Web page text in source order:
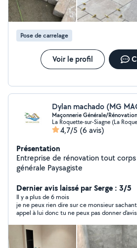
Pose de carrelage
Voir le profil
Dylan machado (MG
Maçonnerie Générale/Rénovation
La Roquette-sur-Siagne (La
4,7/5 (6 avis)
Présentation
Entreprise de rénovation tout corps d'état
générale Paysagiste
Dernier avis laissé par Serge : 3/5
Il y a plus de 6 mois
je ne peux rien dire sur ce monsieur
appel à lui donc tu ne peux pas donner d'avis